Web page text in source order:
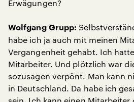
Erwägungen?
Wolfgang Grupp:
habe ich ja auch mit meinen
Vergangenheit gehabt. Ich
Mitarbeiter. Und plötzlich war
sozusagen verpönt. Man kann
in Deutschland. Da habe ich